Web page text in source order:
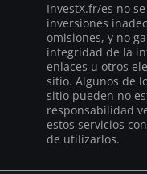
InvestX.fr/es no
inversiones
omisiones, y no
integridad de la
enlaces u otros
sitio. Algunos de
sitio pueden no
responsabilidad
estos servicios
de utilizarlos.